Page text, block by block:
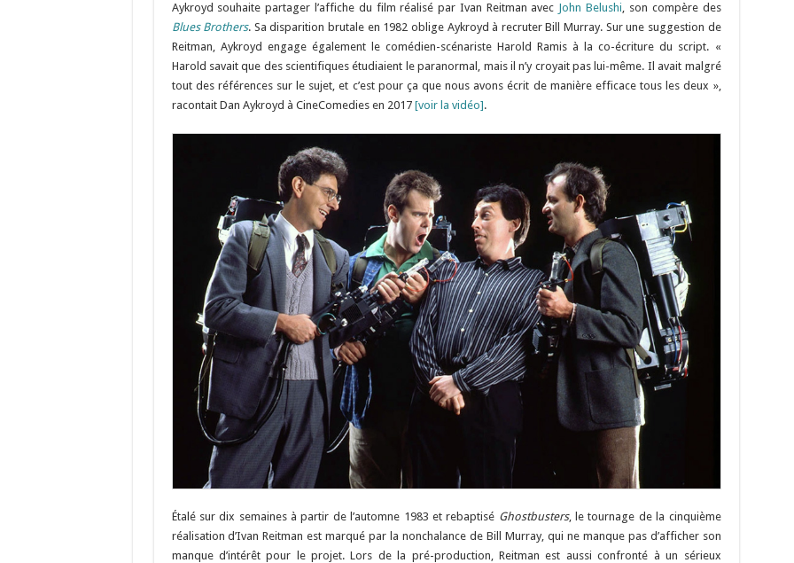
Aykroyd souhaite partager l’affiche du film réalisé par Ivan Reitman avec John Belushi, son compère des
Blues Brothers. Sa disparition brutale en 1982 oblige Aykroyd à recruter Bill Murray. Sur une suggestion de
Reitman, Aykroyd engage également le comédien-scénariste Harold Ramis à la co-écriture du script. «
Harold savait que des scientifiques étudiaient le paranormal, mais il n’y croyait pas lui-même. Il avait malgré
tout des références sur le sujet, et c’est pour ça que nous avons écrit de manière efficace tous les deux »,
racontait Dan Aykroyd à CineComedies en 2017 [voir la vidéo].
Étalé sur dix semaines à partir de l’automne 1983 et rebaptisé Ghostbusters, le tournage de la cinquième
réalisation d’Ivan Reitman est marqué par la nonchalance de Bill Murray, qui ne manque pas d’afficher son
manque d’intérêt pour le projet. Lors de la pré-production, Reitman est aussi confronté à un sérieux